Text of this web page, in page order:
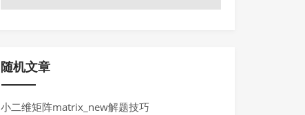
随机文章
小二维矩阵matrix_new解题技巧